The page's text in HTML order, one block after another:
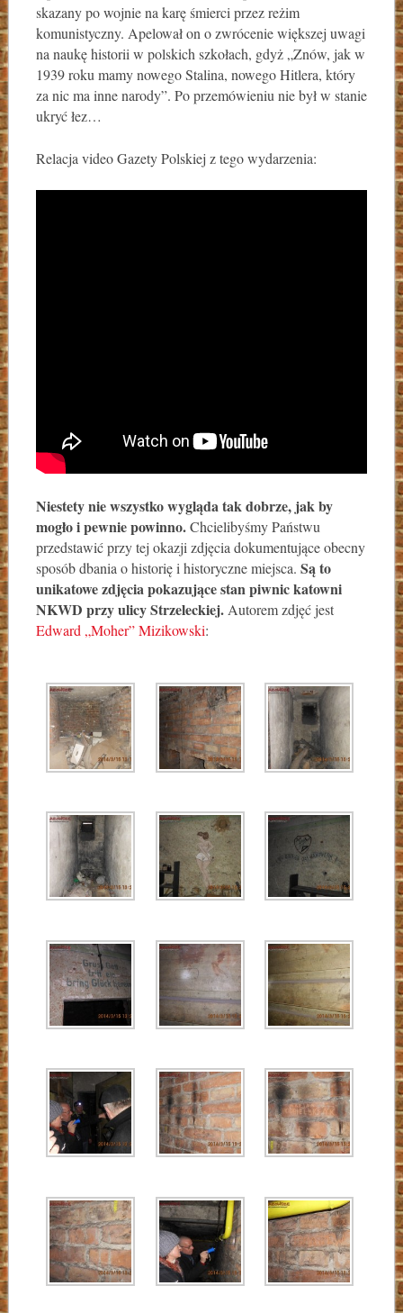
skazany po wojnie na karę śmierci przez reżim
komunistyczny. Apelował on o zwrócenie większej uwagi
na naukę historii w polskich szkołach, gdyż „Znów, jak w
1939 roku mamy nowego Stalina, nowego Hitlera, który
za nic ma inne narody”. Po przemówieniu nie był w stanie
ukryć łez…
Relacja video Gazety Polskiej z tego wydarzenia:
Niestety nie wszystko wygląda tak dobrze, jak by
mogło i pewnie powinno.Chcielibyśmy Państwu
przedstawić przy tej okazji zdjęcia dokumentujące obecny
sposób dbania o historię i historyczne miejsca. Są to
unikatowe zdjęcia pokazujące stan piwnic katowni
NKWD przy ulicy Strzeleckiej.Autorem zdjęć jest
Edward „Moher” Mizikowski: